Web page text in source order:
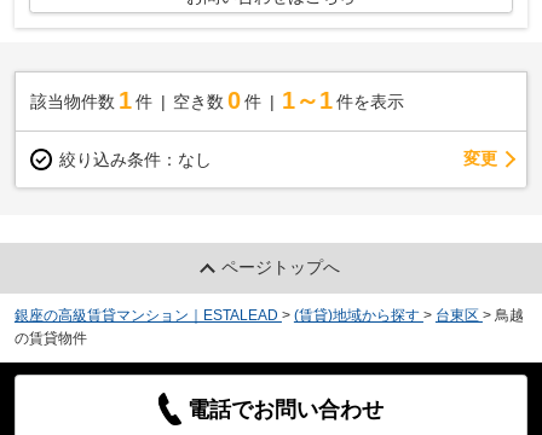
該当物件数 1件 空き数 0 件 1～1 件を表示
絞り込み条件： なし 変更
ページトップへ
銀座の高級賃貸マンション｜ESTALEAD > (賃貸)地域から探す > 台東区 > 鳥越
の賃貸物件
電話でお問い合わせ